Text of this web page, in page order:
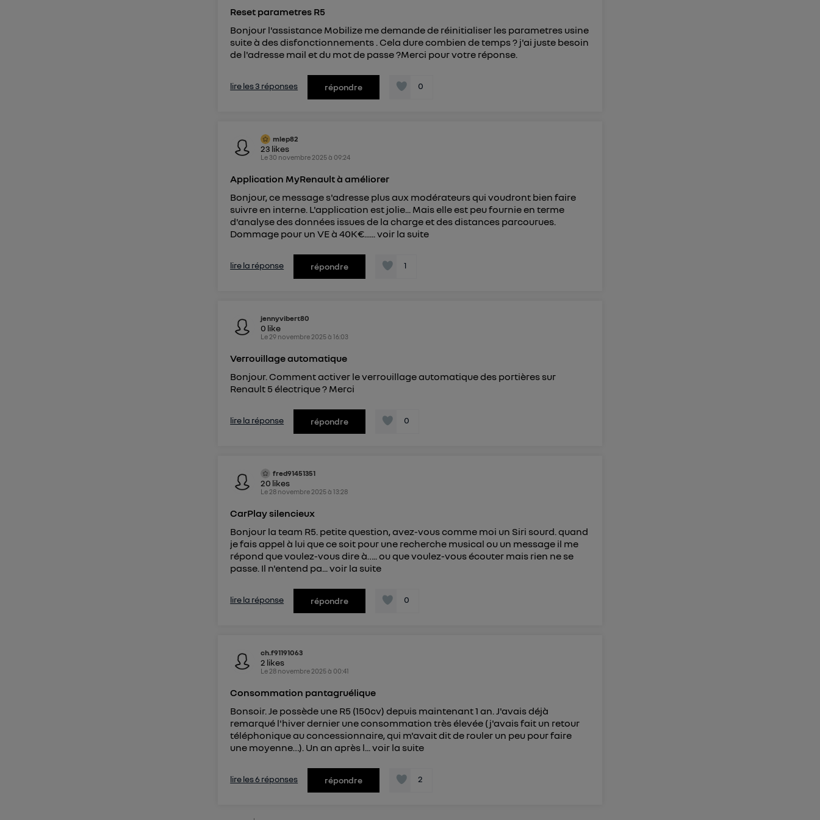
Reset parametres R5
Bonjour l'assistance Mobilize me demande de réinitialiser les parametres usine
suite à des disfonctionnements . Cela dure combien de temps ? j'ai juste besoin
de l'adresse mail et du mot de passe ?Merci pour votre réponse.
lire les 3 réponses répondre 0
mlep82
23 likes
Le 30 novembre 2025à 09:24
Application MyRenault à améliorer
Bonjour, ce message s'adresse plus aux modérateurs qui voudront bien faire
suivre en interne. L'application est jolie... Mais elle est peu fournie en terme
d'analyse des données issues de la charge et des distances parcourues.
Dommage pour un VE à 40K€......voir la suite
lire la réponse répondre 1
jennyvibert80
0 like
Le 29 novembre 2025à16:03
Verrouillage automatique
Bonjour. Comment activer le verrouillage automatique des portières sur
Renault 5 électrique ? Merci
lire la réponse répondre 0
fred91451351
20 likes
Le 28 novembre 2025à13:28
CarPlay silencieux
Bonjour la team R5. petite question, avez-vous comme moi un Siri sourd. quand
je fais appel à lui que ce soit pour une recherche musical ou un message il me
répond que voulez-vous dire à….. ou que voulez-vous écouter mais rien ne se
passe. Il n'entend pa...voir la suite
lire la réponse répondre 0
ch.f91191063
2 likes
Le 28 novembre 2025à 00:41
Consommation pantagruélique
Bonsoir. Je possède une R5 (150cv) depuis maintenant 1 an. J'avais déjà
remarqué l'hiver dernier une consommation très élevée (j'avais fait un retour
téléphonique au concessionnaire, qui m'avait dit de rouler un peu pour faire
une moyenne…). Un an après l...voir la suite
lire les 6 réponses répondre 2